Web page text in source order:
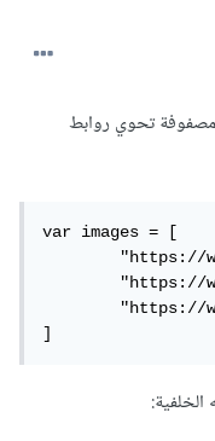
مصفوفة تحوي روابط
var images = [
	"https://www.img1...",
	"https://www.img2...",
	"https://www.img3...",
]